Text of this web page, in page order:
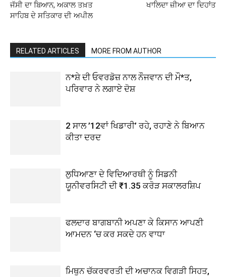
ਜੱਸੀ ਦਾ ਬਿਆਨ, ਅਕਾਲ ਤਖ਼ਤ
ਸਾਹਿਬ ਦੇ ਸਤਿਕਾਰ ਦੀ ਅਪੀਲ
ਖਾਲਿਦਾ ਜ਼ੀਆ ਦਾ ਦਿਹਾਂਤ
RELATED ARTICLES MORE FROM AUTHOR
ਨ*ਸ਼ੇ ਦੀ ਓਵਰਡੋਜ਼ ਨਾਲ ਨੌਜਵਾਨ ਦੀ ਮੌ*ਤ,
ਪਰਿਵਾਰ ਨੇ ਲਗਾਏ ਦੋਸ਼
2 ਸਾਲ ’12ਵਾਂ ਖਿਡਾਰੀ’ ਰਹੇ, ਰਹਾਣੇ ਨੇ ਬਿਆਨ
ਕੀਤਾ ਦਰਦ
ਲੁਧਿਆਣਾ ਦੇ ਵਿਦਿਆਰਥੀ ਨੂੰ ਸਿਡਨੀ
ਯੂਨੀਵਰਸਿਟੀ ਦੀ ₹1.35 ਕਰੋੜ ਸਕਾਲਰਸ਼ਿਪ
ਫਲਦਾਰ ਬਾਗਬਾਨੀ ਅਪਣਾ ਕੇ ਕਿਸਾਨ ਆਪਣੀ
ਆਮਦਨ ‘ਚ ਕਰ ਸਕਦੇ ਹਨ ਵਾਧਾ
ਮਿਥੁਨ ਚੱਕਰਵਰਤੀ ਦੀ ਅਚਾਨਕ ਵਿਗੜੀ ਸਿਹਤ,